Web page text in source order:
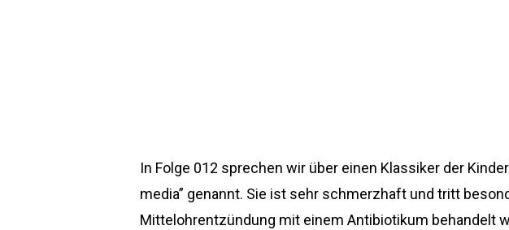
In Folge 012 sprechen wir über einen Klassiker der
media” genannt. Sie ist sehr schmerzhaft und tritt
Mittelohrentzündung mit einem Antibiotikum behandelt